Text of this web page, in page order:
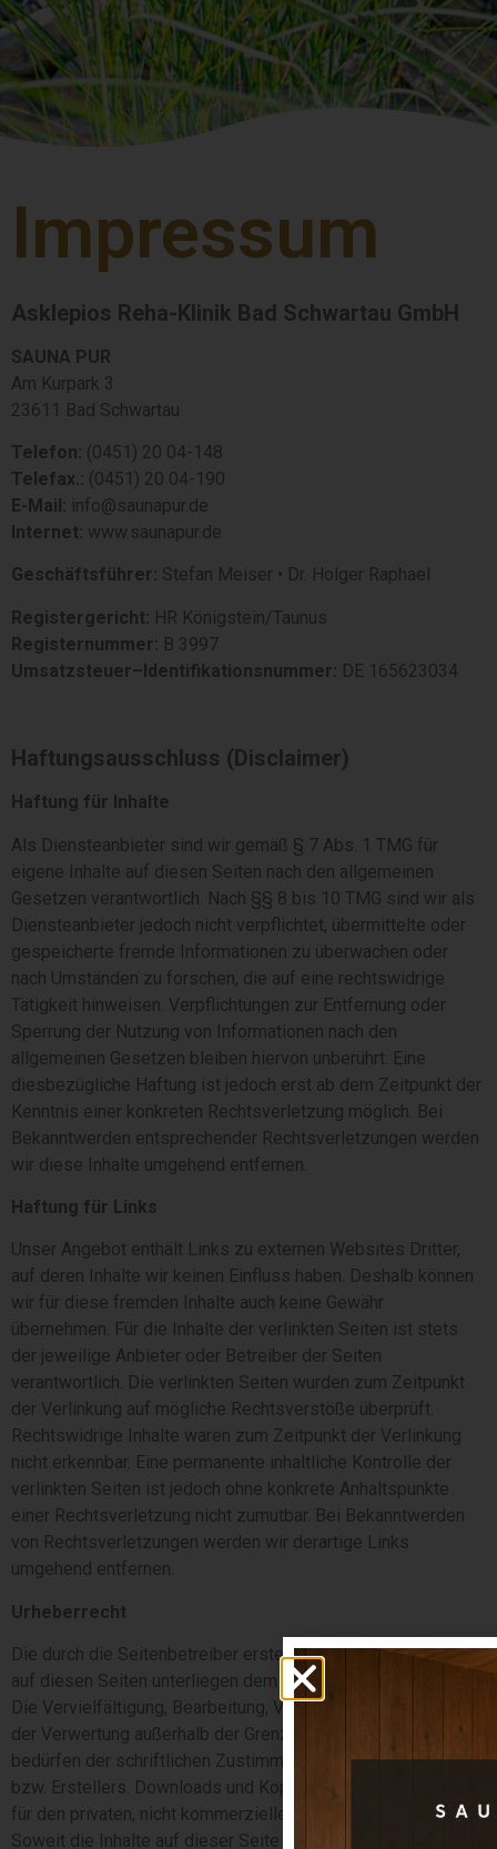
Impressum
Asklepios Reha-Klinik Bad Schwartau GmbH
SAUNA PUR
Am Kurpark 3
23611 Bad Schwartau
Telefon: (0451) 20 04-148
Telefax.: (0451) 20 04-190
E-Mail: info@saunapur.de
Internet: www.saunapur.de
Geschäftsführer: Stefan Meiser • Dr. Holger Raphael
Registergericht: HR Königstein/Taunus
Registernummer: B 3997
Umsatzsteuer–Identifikationsnummer: DE 165623034
Haftungsausschluss (Disclaimer)
Haftung für Inhalte
Als Diensteanbieter sind wir gemäß § 7 Abs. 1 TMG für
eigene Inhalte auf diesen Seiten nach den allgemeinen
Gesetzen verantwortlich. Nach §§ 8 bis 10 TMG sind wir als
Diensteanbieter jedoch nicht verpflichtet, übermittelte oder
gespeicherte fremde Informationen zu überwachen oder
nach Umständen zu forschen, die auf eine rechtswidrige
Tätigkeit hinweisen. Verpflichtungen zur Entfernung oder
Sperrung der Nutzung von Informationen nach den
allgemeinen Gesetzen bleiben hiervon unberührt. Eine
diesbezügliche Haftung ist jedoch erst ab dem Zeitpunkt der
Kenntnis einer konkreten Rechtsverletzung möglich. Bei
Bekanntwerden entsprechender Rechtsverletzungen werden
wir diese Inhalte umgehend entfernen.
Haftung für Links
Unser Angebot enthält Links zu externen Websites Dritter,
auf deren Inhalte wir keinen Einfluss haben. Deshalb können
wir für diese fremden Inhalte auch keine Gewähr
übernehmen. Für die Inhalte der verlinkten Seiten ist stets
der jeweilige Anbieter oder Betreiber der Seiten
verantwortlich. Die verlinkten Seiten wurden zum Zeitpunkt
der Verlinkung auf mögliche Rechtsverstöße überprüft.
Rechtswidrige Inhalte waren zum Zeitpunkt der Verlinkung
nicht erkennbar. Eine permanente inhaltliche Kontrolle der
verlinkten Seiten ist jedoch ohne konkrete Anhaltspunkte
einer Rechtsverletzung nicht zumutbar. Bei Bekanntwerden
von Rechtsverletzungen werden wir derartige Links
umgehend entfernen.
Urheberrecht
Die durch die Seitenbetreiber erstellten Inhalte und Werke
auf diesen Seiten unterliegen dem deutschen Urheberrecht.
Die Vervielfältigung, Bearbeitung, Verbreitung und jede Art
der Verwertung außerhalb der Grenzen des Urheberrechts
bedürfen der schriftlichen Zustimmung des jeweiligen Autors
bzw. Erstellers. Downloads und Kopien dieser Seite sind nur
für den privaten, nicht kommerziellen Gebrauch gestattet.
Soweit die Inhalte auf dieser Seite nicht vom Betreiber